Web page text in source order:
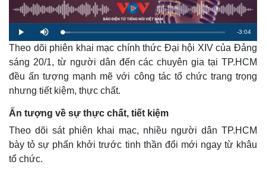
P
l
a
y
M
u
t
e
L
o
a
d
4
.
9
0
R
e
-3:04
Theo dõi phiên khai mạc chính thức Đại hội XIV của Đảng
sáng 20/1, từ người dân đến các chuyên gia tại TP.HCM
đều ấn tượng mạnh mẽ với công tác tổ chức trang trọng
nhưng tiết kiệm, thực chất.
Ấn tượng về sự thực chất, tiết kiệm
Theo dõi sát phiên khai mạc, nhiều người dân TP.HCM
bày tỏ sự phấn khởi trước tinh thần đổi mới ngay từ khâu
tổ chức.